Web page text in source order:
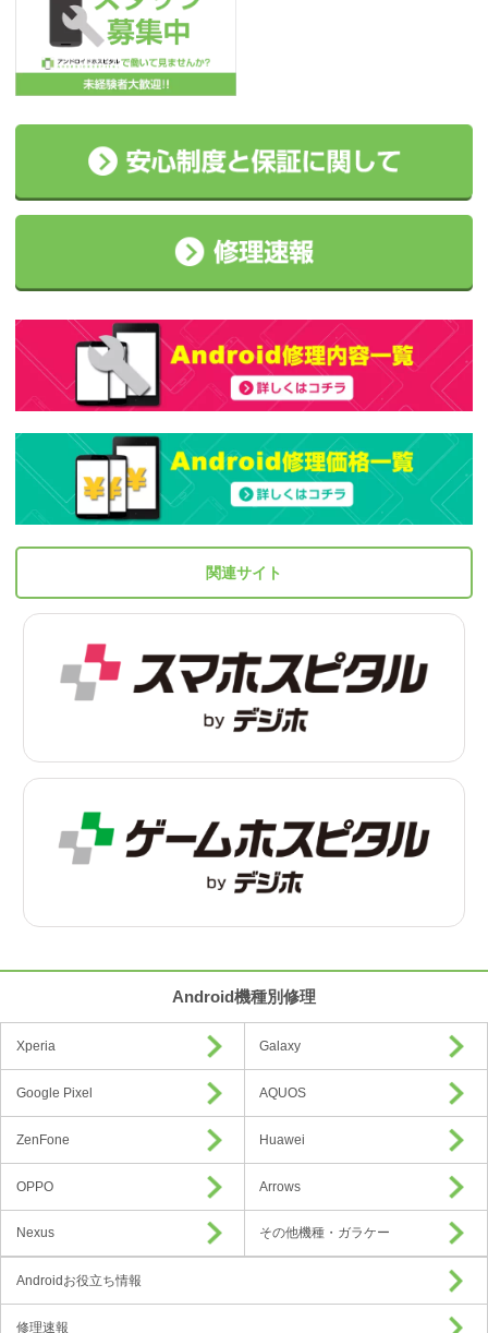
関連サイト
Android機種別修理
Xperia Galaxy
Google Pixel AQUOS
ZenFone Huawei
OPPO Arrows
Nexus その他機種・ガラケー
Androidお役立ち情報
修理速報